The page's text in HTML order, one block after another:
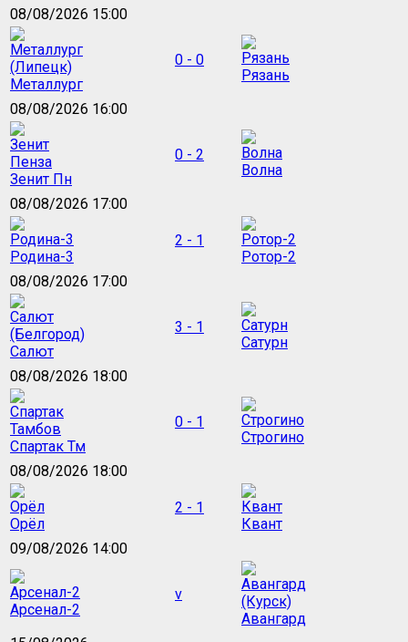
08/08/2026 15:00
Металлург
0 - 0
Рязань
08/08/2026 16:00
Зенит Пн
0 - 2
Волна
08/08/2026 17:00
Родина-3
2 - 1
Ротор-2
08/08/2026 17:00
Салют
3 - 1
Сатурн
08/08/2026 18:00
Спартак Тм
0 - 1
Строгино
08/08/2026 18:00
Орёл
2 - 1
Квант
09/08/2026 14:00
Арсенал-2
v
Авангард